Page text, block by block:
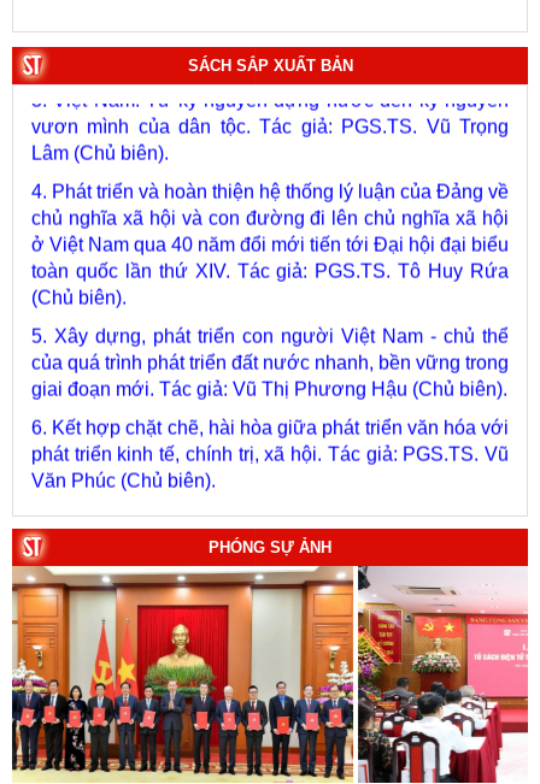
SÁCH SẮP XUẤT BẢN
soạn lịch sử Chính phủ.
3. Việt Nam: Từ kỷ nguyên dựng nước đến kỷ nguyên
vươn mình của dân tộc. Tác giả: PGS.TS. Vũ Trọng
Lâm (Chủ biên).
4. Phát triển và hoàn thiện hệ thống lý luận của Đảng về
chủ nghĩa xã hội và con đường đi lên chủ nghĩa xã hội
ở Việt Nam qua 40 năm đổi mới tiến tới Đại hội đại biểu
toàn quốc lần thứ XIV. Tác giả: PGS.TS. Tô Huy Rứa
(Chủ biên).
5. Xây dựng, phát triển con người Việt Nam - chủ thể
của quá trình phát triển đất nước nhanh, bền vững trong
giai đoạn mới. Tác giả: Vũ Thị Phương Hậu (Chủ biên).
6. Kết hợp chặt chẽ, hài hòa giữa phát triển văn hóa với
phát triển kinh tế, chính trị, xã hội. Tác giả: PGS.TS. Vũ
Văn Phúc (Chủ biên).
7. Chủ quyền của Việt Nam ở Hoàng Sa, Trường Sa
giai đoạn 1884 - 1975: Thực trạng khai thác và quản lý.
Tác giả: Thượng tướng, PGS.TS. Trần Quốc Tỏ (Chủ
biên).
8. Hà Nội - Thành phố Hồ Chí Minh: Dấu ấn lịch sử qua
từng khoảnh khắc (Song ngữ Việt - Anh). Tác giả: Tập
thể tác giả.
9. Đường Hồ Chí Minh trên biển - Bản hùng ca bất diệt
của dân tộc Việt Nam. Tác giả: TS. Vũ Trọng Hùng
(Viện Lịch sử Đảng).
PHÓNG SỰ ẢNH